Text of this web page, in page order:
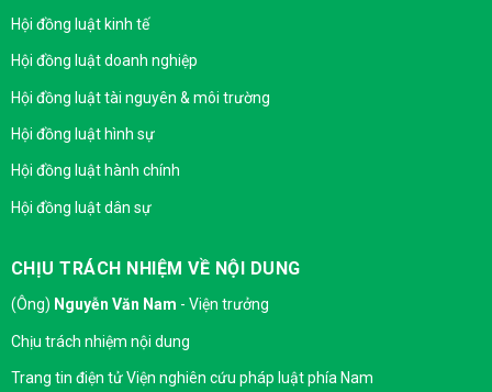
Hội đồng luật kinh tế
Hội đồng luật doanh nghiệp
Hội đồng luật tài nguyên & môi trường
Hội đồng luật hình sự
Hội đồng luật hành chính
Hội đồng luật dân sự
CHỊU TRÁCH NHIỆM VỀ NỘI DUNG
(Ông) Nguyễn Văn Nam - Viện trưởng
Chịu trách nhiệm nội dung
Trang tin điện tử Viện nghiên cứu pháp luật phía Nam